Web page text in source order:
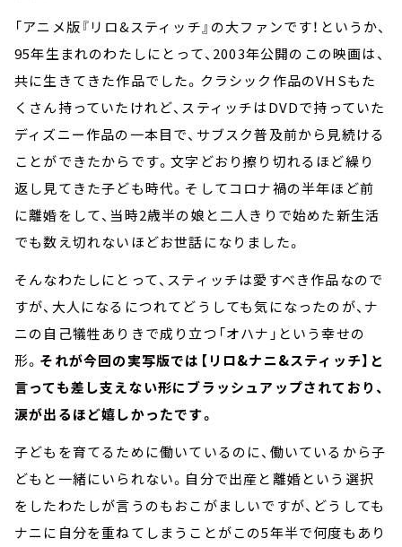
「アニメ版『リロ&スティッチ』の大ファンです！というか、
95年生まれのわたしにとって、2003年公開のこの映画は、
共に生きてきた作品でした。クラシック作品のVHSもた
くさん持っていたけれど、スティッチはDVDで持っていた
ディズニー作品の一本目で、サブスク普及前から見続ける
ことができたからです。文字どおり擦り切れるほど繰り
返し見てきた子ども時代。そしてコロナ禍の半年ほど前
に離婚をして、当時2歳半の娘と二人きりで始めた新生活
でも数え切れないほどお世話になりました。
そんなわたしにとって、スティッチは愛すべき作品なので
すが、大人になるにつれてどうしても気になったのが、ナ
ニの自己犠牲ありきで成り立つ「オハナ」という幸せの
形。 それが今回の実写版では【リロ&ナニ&スティッチ】と
言っても差し支えない形にブラッシュアップされており、
涙が出るほど嬉しかったです。
子どもを育てるために働いているのに、働いているから子
どもと一緒にいられない。自分で出産と離婚という選択
をしたわたしが言うのもおこがましいですが、どうしても
ナニに自分を重ねてしまうことがこの5年半で何度もあり